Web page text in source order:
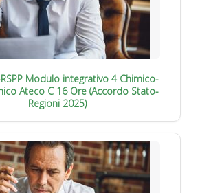
Modulo integrativo 4 Chimico-
Ateco C 16 Ore (Accordo Stato-
Regioni 2025)